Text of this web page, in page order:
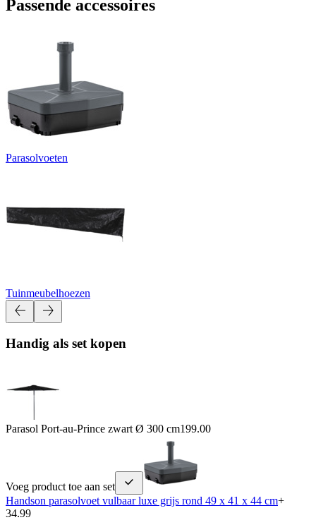
Passende accessoires
Parasolvoeten
Tuinmeubelhoezen
Handig als set kopen
Parasol Port-au-Prince zwart Ø 300 cm199.00
Voeg product toe aan set
Handson parasolvoet vulbaar luxe grijs rond 49 x 41 x 44 cm+
34.99